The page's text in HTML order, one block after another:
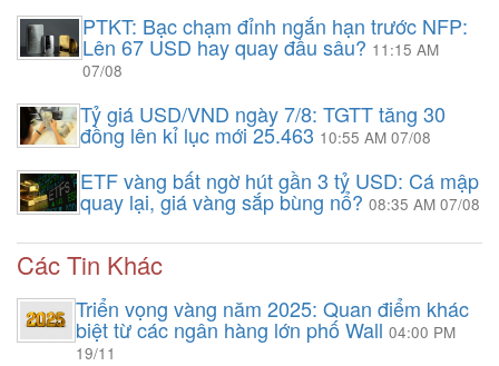
PTKT: Bạc chạm đỉnh ngắn hạn trước NFP:
Lên 67 USD hay quay đầu sâu? 11:15 AM
07/08
Tỷ giá USD/VND ngày 7/8: TGTT tăng 30
đồng lên kỉ lục mới 25.463 10:55 AM 07/08
ETF vàng bất ngờ hút gần 3 tỷ USD: Cá mập
quay lại, giá vàng sắp bùng nổ? 08:35 AM 07/08
Các Tin Khác
Triển vọng vàng năm 2025: Quan điểm khác
biệt từ các ngân hàng lớn phố Wall04:00 PM
19/11